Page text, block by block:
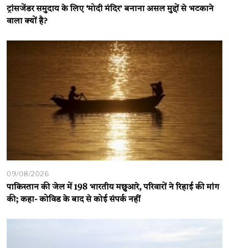
ट्रांसजेंडर समुदाय के लिए ‘मोदी मंदिर’ बनाना असल मुद्दों से भटकाने
वाला क्यों है?
09/08/2026
पाकिस्तान की जेल में 198 भारतीय मछुआरे, परिवारों ने रिहाई की मांग
की; कहा- कोविड के बाद से कोई संपर्क नहीं